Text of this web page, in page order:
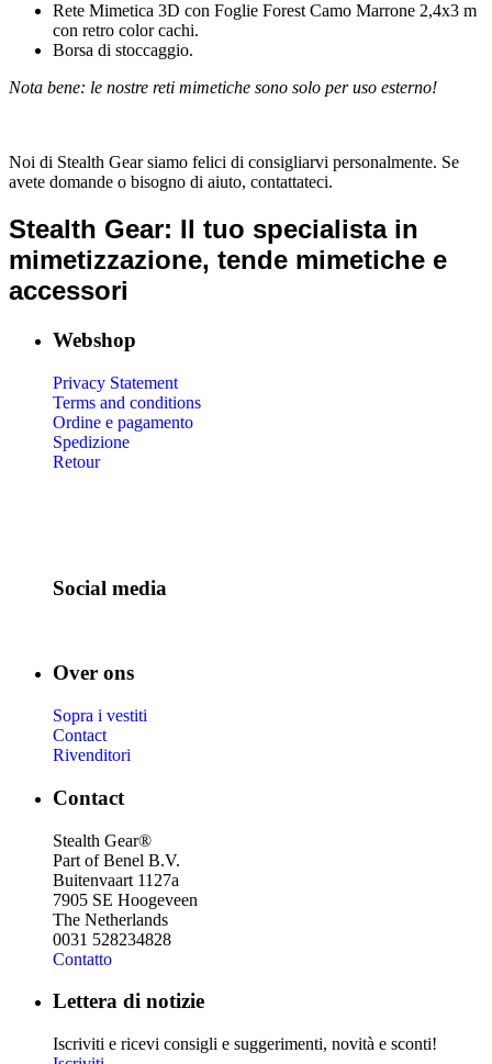
Rete Mimetica 3D con Foglie Forest Camo Marrone 2,4x3 m
con retro color cachi.
Borsa di stoccaggio.
Nota bene: le nostre reti mimetiche sono solo per uso esterno!
Noi di Stealth Gear siamo felici di consigliarvi personalmente. Se
avete domande o bisogno di aiuto, contattateci.
Stealth Gear: Il tuo specialista in
mimetizzazione, tende mimetiche e
accessori
Webshop
Privacy Statement
Terms and conditions
Ordine e pagamento
Spedizione
Retour
Social media
Over ons
Sopra i vestiti
Contact
Rivenditori
Contact
Stealth Gear®
Part of Benel B.V.
Buitenvaart 1127a
7905 SE Hoogeveen
The Netherlands
0031 528234828
Contatto
Lettera di notizie
Iscriviti e ricevi consigli e suggerimenti, novità e sconti!